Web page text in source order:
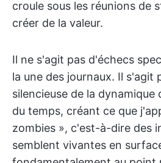
croule sous les réunions de
créer de la valeur.
Il ne s'agit pas d'échecs
la une des journaux. Il s'agit
silencieuse de la dynamique
du temps, créant ce que
zombies », c'est-à-dire des
semblent vivantes en